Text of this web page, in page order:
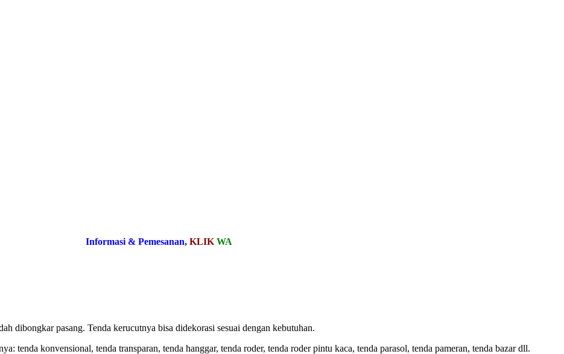
Informasi & Pemesanan, KLIK WA
dibongkar pasang. Tenda kerucutnya bisa didekorasi sesuai dengan kebutuhan.
tenda konvensional, tenda transparan, tenda hanggar, tenda roder, tenda roder pintu kaca, tenda parasol, tenda pameran, tenda bazar dll.